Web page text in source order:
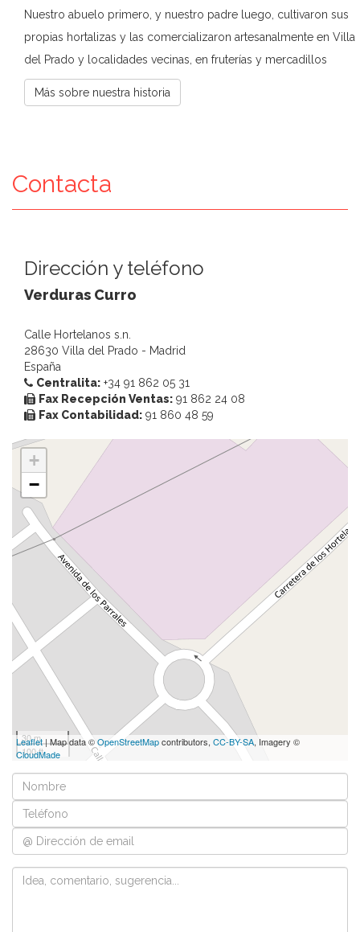
Nuestro abuelo primero, y nuestro padre luego, cultivaron sus
propias hortalizas y las comercializaron artesanalmente en Villa
del Prado y localidades vecinas, en fruterías y mercadillos
Más sobre nuestra historia
Contacta
Dirección y teléfono
Verduras Curro
Calle Hortelanos s.n.
28630 Villa del Prado - Madrid
España
Centralita: +34 91 862 05 31
Fax Recepción Ventas: 91 862 24 08
Fax Contabilidad: 91 860 48 59
+
−
30 m
100 ft
Leaflet| Map data ©OpenStreetMapcontributors, CC-BY-SA, Imagery ©
CloudMade